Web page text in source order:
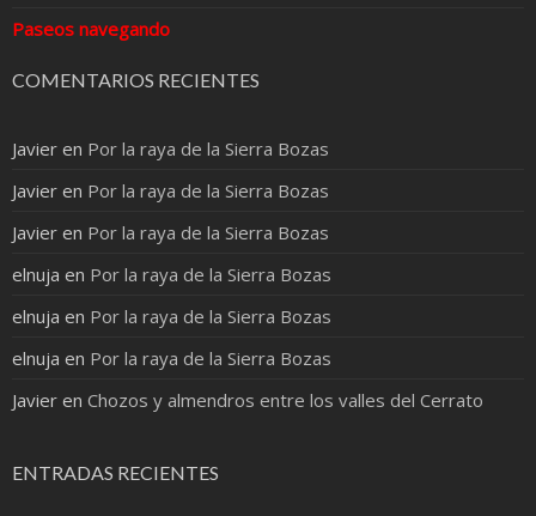
Paseos navegando
COMENTARIOS RECIENTES
Javier en Por la raya de la Sierra Bozas
Javier en Por la raya de la Sierra Bozas
Javier en Por la raya de la Sierra Bozas
elnuja en Por la raya de la Sierra Bozas
elnuja en Por la raya de la Sierra Bozas
elnuja en Por la raya de la Sierra Bozas
Javier en Chozos y almendros entre los valles del Cerrato
ENTRADAS RECIENTES